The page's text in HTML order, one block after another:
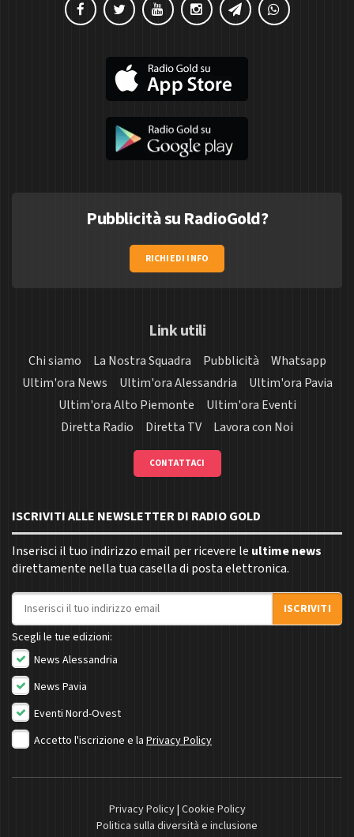
Pubblicità su RadioGold?
RICHIEDI INFO
Link utili
Chi siamo La Nostra Squadra Pubblicità
Whatsapp
Ultim'ora News
Ultim'ora Alessandria
Ultim'ora Pavia
Ultim'ora Alto Piemonte
Ultim'ora Eventi
Diretta Radio
Diretta TV Lavora con Noi
CONTATTACI
ISCRIVITI ALLE NEWSLETTER DI RADIO GOLD
Inserisci il tuo indirizzo email per ricevere le ultime news
direttamente nella tua casella di posta elettronica.
Indirizzo email
ISCRIVITI
Scegli le tue edizioni:
News Alessandria
News Pavia
Eventi Nord-Ovest
Accetto l'iscrizione e la Privacy Policy
Privacy Policy| Cookie Policy
Politica sulla diversità e inclusione